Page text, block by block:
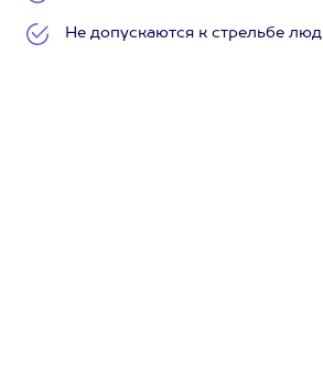
Не допускаются к стрельбе